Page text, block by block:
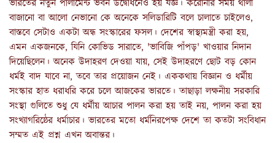
ভারতের নতুন পার্লামেন্ট ভবন উদ্বোধনেও হয় যজ্ঞ। করোনার সময় থালা
বাজানো বা আলো নেভানো কে অনেকে সলিডারিটি বলে চালাতে চাইলেও,
বাস্তবে সেটাও একটা অন্ধ সংস্কারের ফসল। দেশের স্বাস্থ্যমন্ত্রী করা হয়,
এমন একজনকে, যিনি কোভিড সারাতে, 'ভাবিজি পাঁপড়' খাওয়ার নিদান
দিয়েছিলেন। অনেক উদাহরণ দেওয়া যায়, সেই উদাহরণে ছোট বড় কোন
ধর্মই বাদ যাবে না, তবে তার প্রয়োজন নেই। এককথায় বিজ্ঞান ও ধর্মীয়
সংস্কার হাত ধরাধরি করে চলে আজকের ভারতে। তাছাড়া লক্ষনীয় সরকারি
সংস্থা গুলিতে শুধু যে ধর্মীয় আচার পালন করা হয় তাই নয়, পালন করা হয়
সংখ্যাগরিষ্ঠের ধর্মাচার। ভারতের মতো ধর্মনিরপেক্ষ দেশে তা কতটা সংবিধান
সম্মত এই প্রশ্ন এখন অবান্তর।